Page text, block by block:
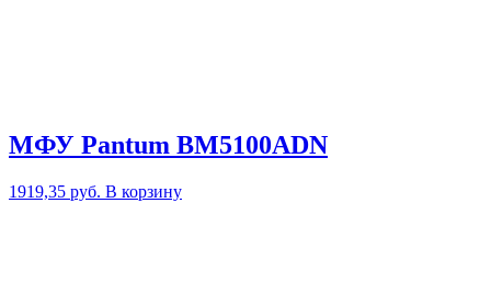
МФУ Pantum BM5100ADN
1919,35 руб. В корзину